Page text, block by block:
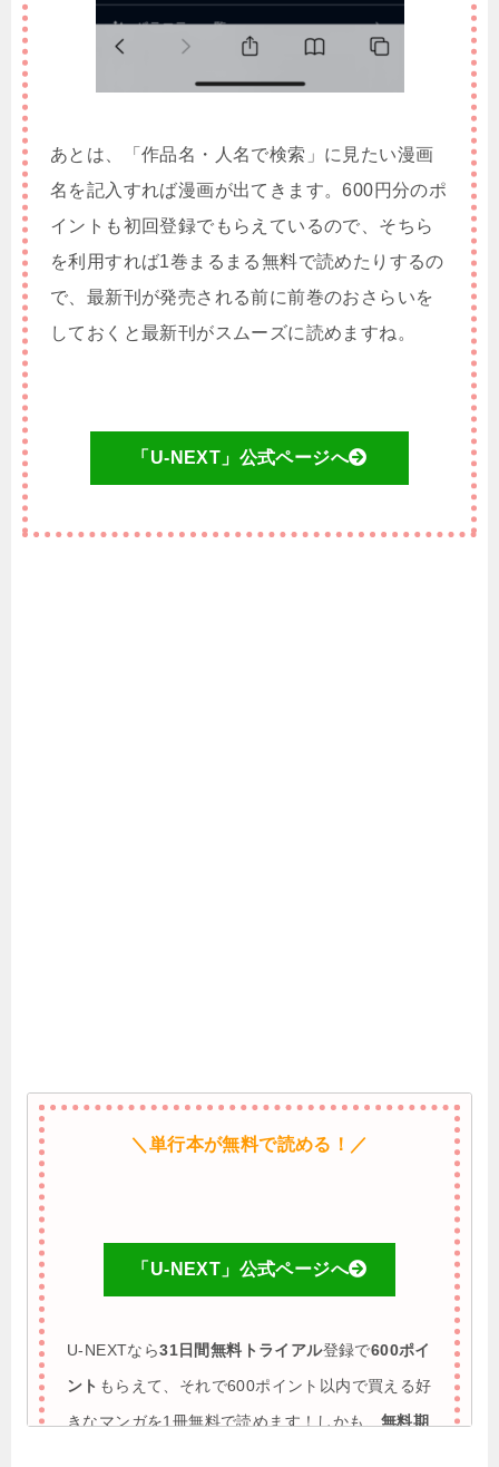
あとは、「作品名・人名で検索」に見たい漫画
名を記入すれば漫画が出てきます。600円分のポ
イントも初回登録でもらえているので、そちら
を利用すれば1巻まるまる無料で読めたりするの
で、最新刊が発売される前に前巻のおさらいを
しておくと最新刊がスムーズに読めますね。
「U-NEXT」公式ページへ
＼単行本が無料で読める！／
「U-NEXT」公式ページへ
U-NEXTなら31日間無料トライアル登録で600ポイ
ント もらえて、それで600ポイント以内で買える好
きなマンガを1冊無料で読めます！しかも、無料期